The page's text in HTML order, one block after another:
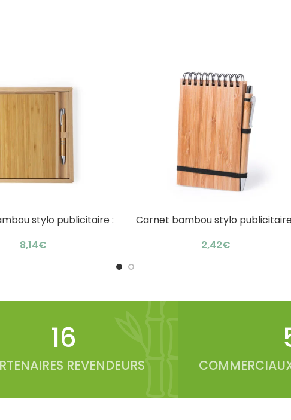
stylo publicitaire :
€
AJOUTER AU PANIER
Carnet bambou stylo
€
20
REVENDEURS